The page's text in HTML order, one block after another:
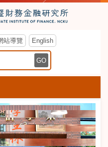
站導覽 English
GO